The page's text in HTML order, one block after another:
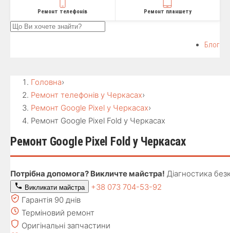
Ремонт телефонів Ремонт планшету
Блог
Головна›
Ремонт телефонів у Черкасах›
Ремонт Google Pixel у Черкасах›
Ремонт Google Pixel Fold у Черкасах
Ремонт Google Pixel Fold у Черкасах
Потрібна допомога? Викличте майстра! Діагностика
Викликати майстра
+38 073 704-53-92
Гарантія 90 днів
Терміновий ремонт
Оригінальні запчастини